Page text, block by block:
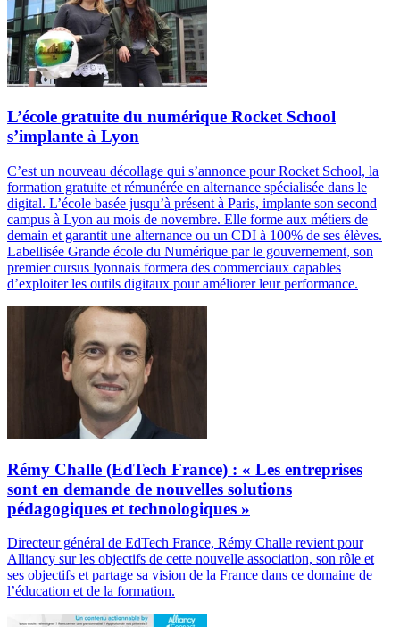
L’école gratuite du numérique Rocket School
s’implante à Lyon
C’est un nouveau décollage qui s’annonce pour Rocket School, la
formation gratuite et rémunérée en alternance spécialisée dans le
digital. L’école basée jusqu’à présent à Paris, implante son second
campus à Lyon au mois de novembre. Elle forme aux métiers de
demain et garantit une alternance ou un CDI à 100% de ses élèves.
Labellisée Grande école du Numérique par le gouvernement, son
premier cursus lyonnais formera des commerciaux capables
d’exploiter les outils digitaux pour améliorer leur performance.
Rémy Challe (EdTech France) : « Les entreprises
sont en demande de nouvelles solutions
pédagogiques et technologiques »
Directeur général de EdTech France, Rémy Challe revient pour
Alliancy sur les objectifs de cette nouvelle association, son rôle et
ses objectifs et partage sa vision de la France dans ce domaine de
l’éducation et de la formation.